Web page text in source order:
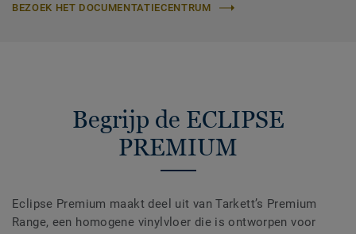
BEZOEK HET DOCUMENTATIECENTRUM
Begrijp de ECLIPSE
PREMIUM
Eclipse Premium maakt deel uit van Tarkett’s Premium
Range, een homogene vinylvloer die is ontworpen voor